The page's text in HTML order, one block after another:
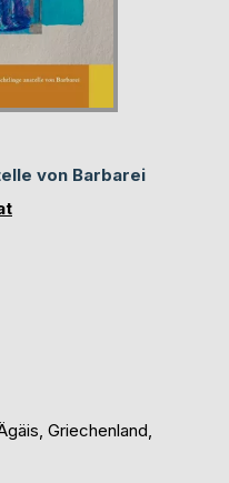
von Barbarei
Griechenland,